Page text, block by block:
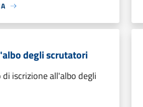
degli scrutatori
iscrizione all'albo degli